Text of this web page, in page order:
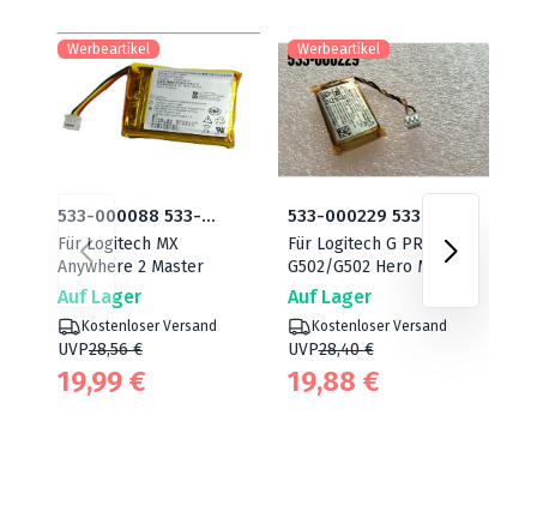
Werbeartikel
533-000088 533-
000121 AHB303450
Für Logitech MX
Anywhere 2 Master
Auf Lager
Kostenloser Versand
UVP28,56 €
19,99 €
Werbeartikel
533-000229 533-
000151
Für Logitech G PRO /
G502/G502 Hero Mouse
Auf Lager
Kostenloser Versand
UVP28,40 €
19,88 €